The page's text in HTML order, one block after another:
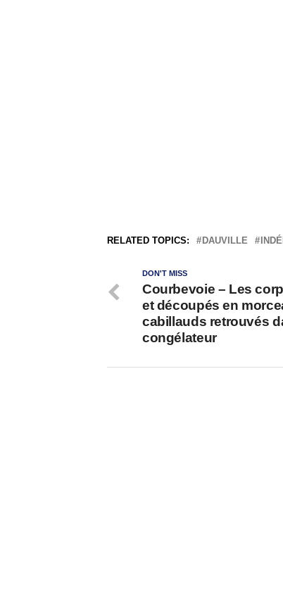
RELATED TOPICS: DAUVILLE
DON'T MISS
Courbevoie – Les
et découpés en
cabillauds retrouvés
congélateur